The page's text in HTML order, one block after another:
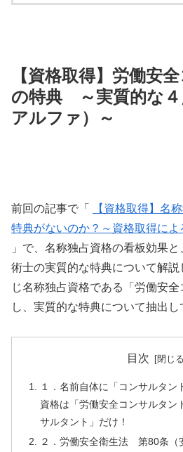
【資格取得】労働安
の特典 ～実質的な４
アルファ）～
前回の記事で「
【資格取得】名
特典がないのか？～資格取得に
」で、名称独占資格の看板効果
術士の実質的な特典について解
じ名称独占資格である「労働安
し、実質的な特典について抽出し
目次
１．名前自体に「コンサルタン
資格は「労働安全コンサルタン
サルタント」だけ！
２．労働安全衛生法 第80条（